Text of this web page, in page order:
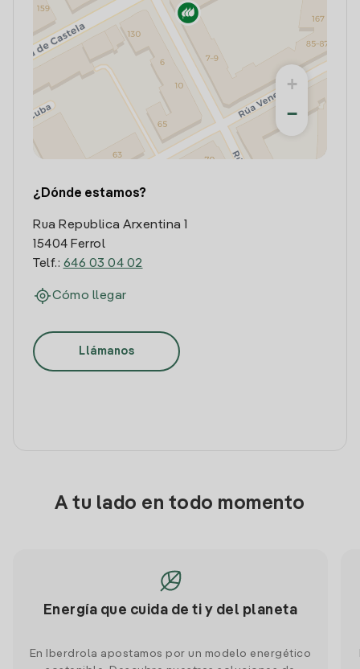
+
−
¿Dónde estamos?
Rua Republica Arxentina 1
15404 Ferrol
Telf.: 646 03 04 02
Cómo llegar
Llámanos
A tu lado en todo momento
Energía que cuida de ti y del planeta
En Iberdrola apostamos por un modelo energético